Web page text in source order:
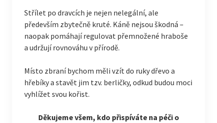
Střílet po dravcích je nejen nelegální, ale
především zbytečně kruté. Káně nejsou škodná –
naopak pomáhají regulovat přemnožené hraboše
a udržují rovnováhu v přírodě.
Místo zbraní bychom měli vzít do ruky dřevo a
hřebíky a stavět jim tzv. berličky, odkud budou moci
vyhlížet svou kořist.
Děkujeme všem, kdo přispíváte na péči o